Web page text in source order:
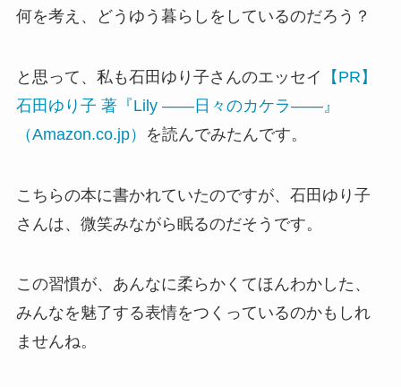
何を考え、どうゆう暮らしをしているのだろう？
と思って、私も石田ゆり子さんのエッセイ
【PR】
石田ゆり子 著『Lily ――日々のカケラ――』
（Amazon.co.jp）
を読んでみたんです。
こちらの本に書かれていたのですが、石田ゆり子
さんは、微笑みながら眠るのだそうです。
この習慣が、あんなに柔らかくてほんわかした、
みんなを魅了する表情をつくっているのかもしれ
ませんね。